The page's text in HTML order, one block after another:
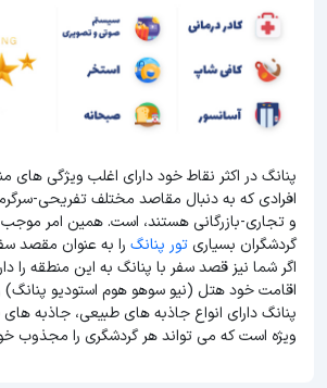
پنانگ در اکثر نقاط خود دارای اغلب ویژگی های
افرادی که به دنبال مقاصد مختلف تفریحی-
و تجاری-بازرگانی هستند، است. همین امر موجب
گردشگران بسیاریتور پنانگ را به عنوان مقصد
اگر شما نیز قصد سفر با پنانگ به این منطقه را
اقامت خود هتل (نیو سوهو هوم استودیو پنانگ)
پنانگ دارای انواع جاذبه های طبیعی، جاذبه
ویژه است که می تواند هر گردشگری را مجذوب